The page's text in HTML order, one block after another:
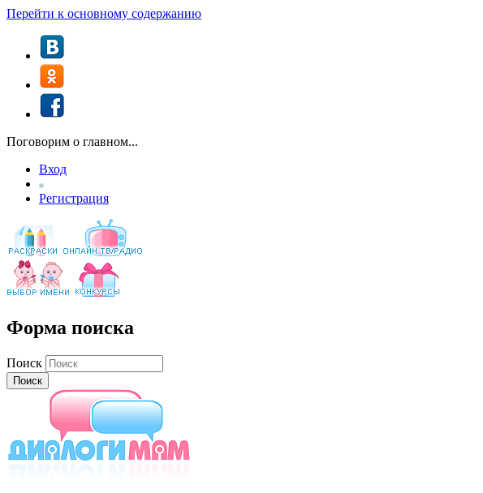
Перейти к основному содержанию
Поговорим о главном...
Вход
Регистрация
Форма поиска
Поиск